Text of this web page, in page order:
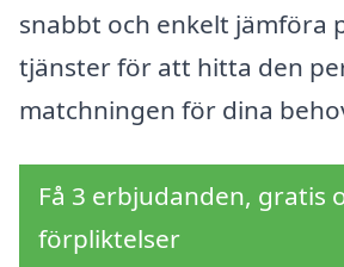
snabbt och enkelt jämföra
tjänster för att hitta den
matchningen för dina
Få 3 erbjudanden, gratis
förpliktelser